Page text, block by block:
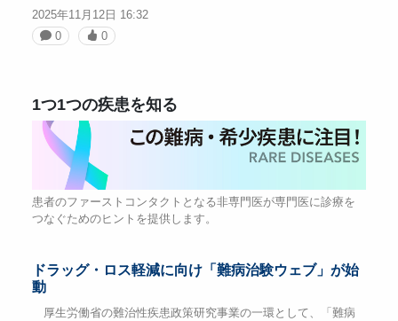
2025年11月12日 16:32
0
0
1つ1つの疾患を知る
患者のファーストコンタクトとなる非専門医が専門医に診療を
つなぐためのヒントを提供します。
ドラッグ・ロス軽減に向け「難病治験ウェブ」が始
動
厚生労働省の難治性疾患政策研究事業の一環として、「難病